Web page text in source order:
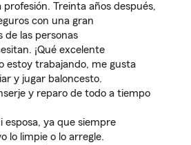
Treinta años después,
con una gran
de las personas
¡Qué excelente
estoy trabajando, me gusta
y jugar baloncesto.
y reparo de todo a tiempo
esposa, ya que siempre
lo limpie o lo arregle.